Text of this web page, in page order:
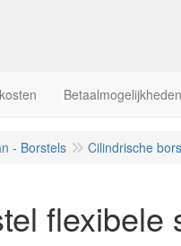
Betaalmogelijkheden
- Borstels Cilindrische